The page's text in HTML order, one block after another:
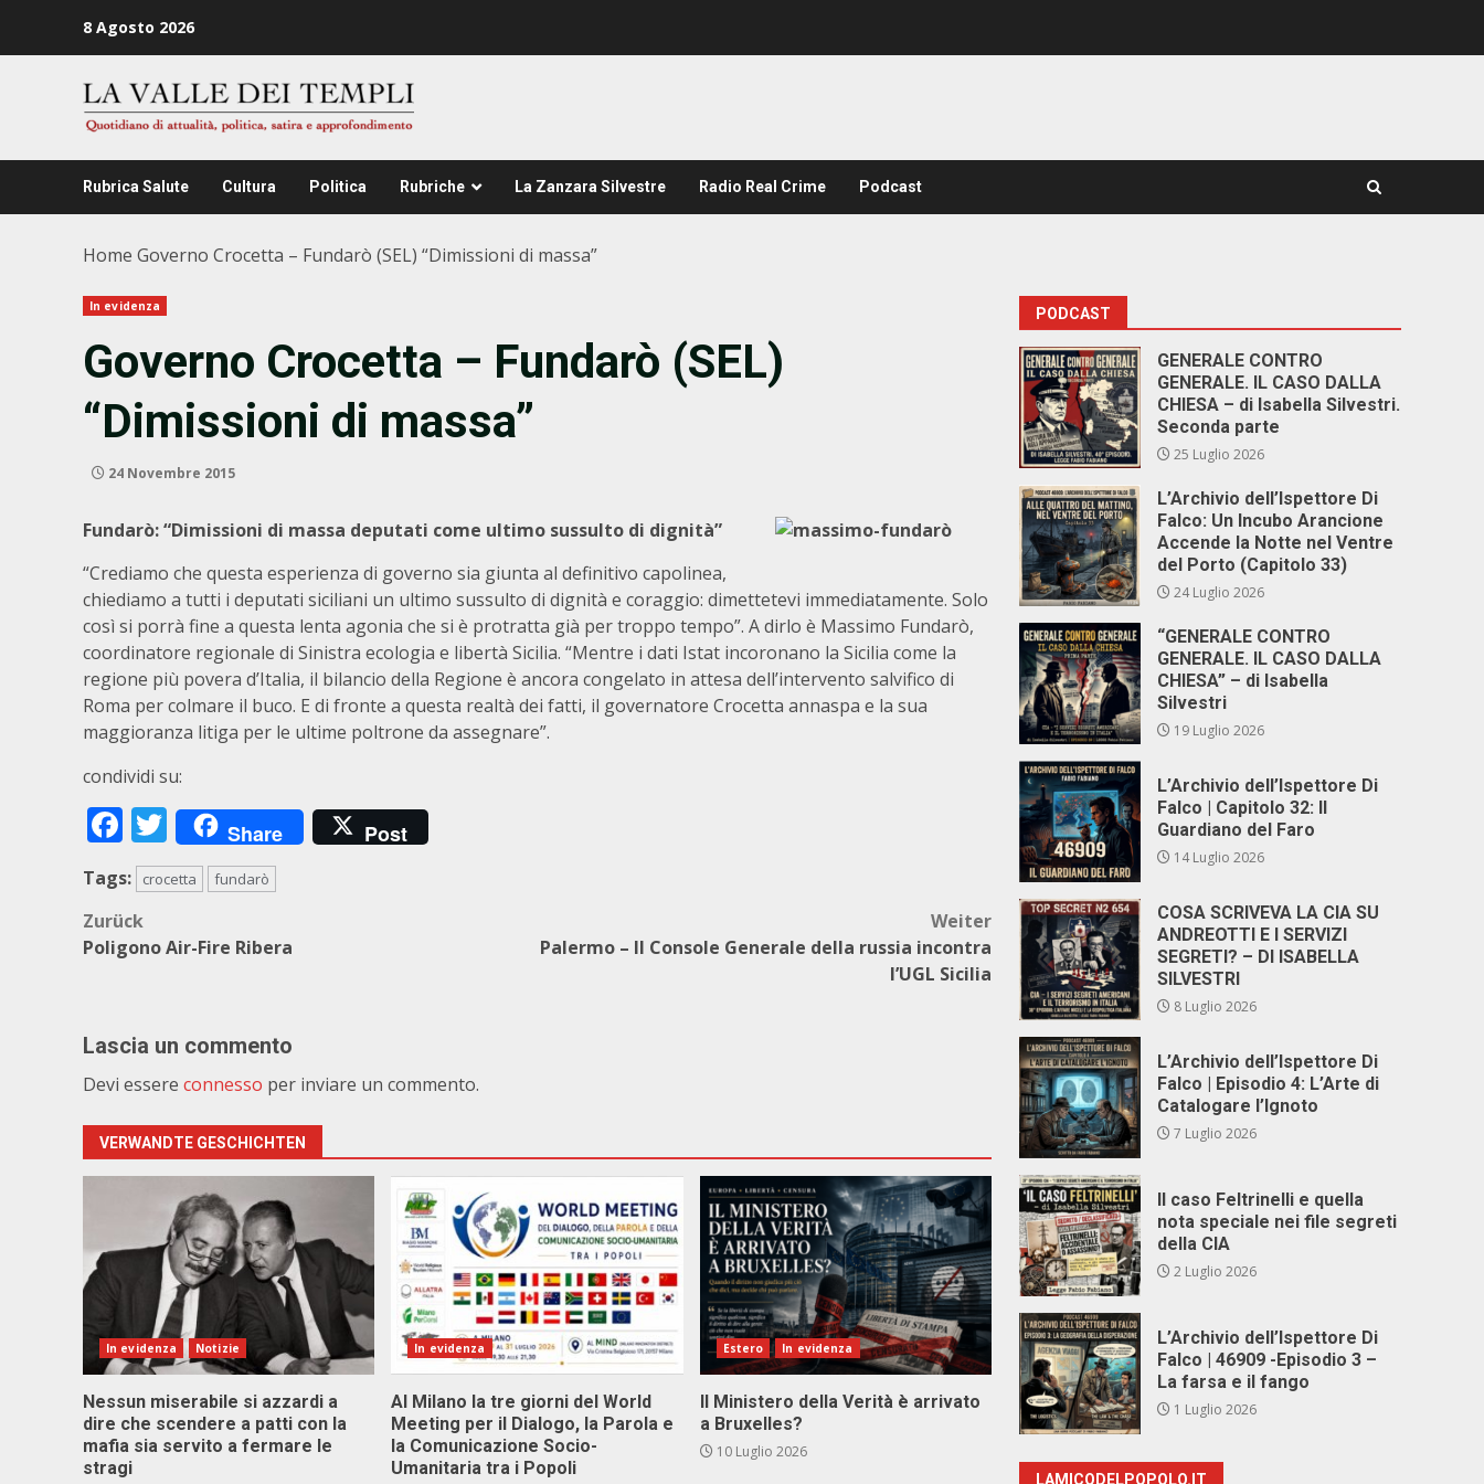
8 Agosto 2026
Rubrica Salute Cultura Politica Rubriche La Zanzara Silvestre Radio Real Crime Podcast
Home Governo Crocetta – Fundarò (SEL) “Dimissioni di massa”
In evidenza
Governo Crocetta – Fundarò (SEL)
“Dimissioni di massa”
24 Novembre 2015
Fundarò: “Dimissioni di massa deputati come ultimo sussulto di dignità”
“Crediamo che questa esperienza di governo sia giunta al definitivo capolinea,
chiediamo a tutti i deputati siciliani un ultimo sussulto di dignità e coraggio: dimettetevi immediatamente. Solo
così si porrà fine a questa lenta agonia che si è protratta già per troppo tempo”. A dirlo è Massimo Fundarò,
coordinatore regionale di Sinistra ecologia e libertà Sicilia. “Mentre i dati Istat incoronano la Sicilia come la
regione più povera d’Italia, il bilancio della Regione è ancora congelato in attesa dell’intervento salvifico di
Roma per colmare il buco. E di fronte a questa realtà dei fatti, il governatore Crocetta annaspa e la sua
maggioranza litiga per le ultime poltrone da assegnare”.
condividi su:
Facebook
Twitter
Share Post
Tags: crocetta fundarò
Beitragsnavigation
Zurück
Poligono Air-Fire Ribera
Weiter
Palermo – Il Console Generale della russia incontra
l’UGL Sicilia
Lascia un commento
Devi essere connesso per inviare un commento.
VERWANDTE GESCHICHTEN
In evidenza Notizie
Nessun miserabile si azzardi a
dire che scendere a patti con la
mafia sia servito a fermare le
stragi
In evidenza
Al Milano la tre giorni del World
Meeting per il Dialogo, la Parola e
la Comunicazione Socio-
Umanitaria tra i Popoli
Estero In evidenza
Il Ministero della Verità è arrivato
a Bruxelles?
10 Luglio 2026
PODCAST
GENERALE CONTRO
GENERALE. IL CASO DALLA
CHIESA – di Isabella Silvestri.
Seconda parte
25 Luglio 2026
L’Archivio dell’Ispettore Di
Falco: Un Incubo Arancione
Accende la Notte nel Ventre
del Porto (Capitolo 33)
24 Luglio 2026
“GENERALE CONTRO
GENERALE. IL CASO DALLA
CHIESA” – di Isabella
Silvestri
19 Luglio 2026
L’Archivio dell’Ispettore Di
Falco | Capitolo 32: Il
Guardiano del Faro
14 Luglio 2026
COSA SCRIVEVA LA CIA SU
ANDREOTTI E I SERVIZI
SEGRETI? – DI ISABELLA
SILVESTRI
8 Luglio 2026
L’Archivio dell’Ispettore Di
Falco | Episodio 4: L’Arte di
Catalogare l’Ignoto
7 Luglio 2026
Il caso Feltrinelli e quella
nota speciale nei file segreti
della CIA
2 Luglio 2026
L’Archivio dell’Ispettore Di
Falco | 46909 -Episodio 3 –
La farsa e il fango
1 Luglio 2026
LAMICODELPOPOLO.IT